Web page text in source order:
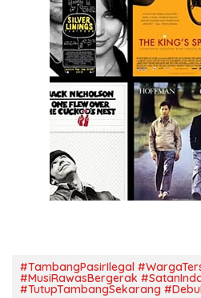
#TambangPasirIlegal
#MusiRawasBergerak
#TutupTambangSekarang